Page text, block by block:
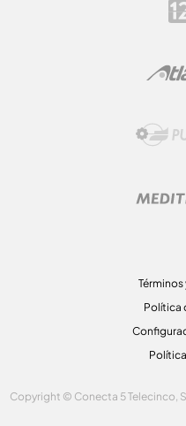
Política
Copyright © Conecta 5 Telecinco,